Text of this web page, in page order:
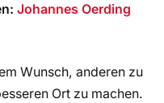
Johannes Oerding
Wunsch, anderen zu
Ort zu machen.